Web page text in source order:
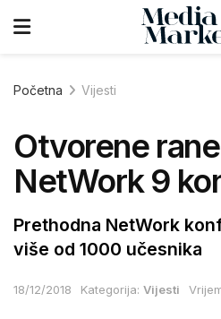
Početna Vijesti
Otvorene
NetWork 9
Prethodna NetWork
više od 1000 učesnika
18/12/2018 Kategorija: Vijesti